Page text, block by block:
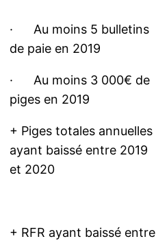
· Au moins 5 bulletins
de paie en 2019
· Au moins 3 000€ de
piges en 2019
+ Piges totales annuelles
ayant baissé entre 2019
et 2020
+ RFR ayant baissé entre